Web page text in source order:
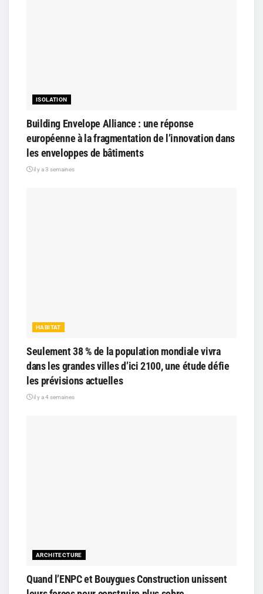
ISOLATION
Building Envelope Alliance : une réponse
européenne à la fragmentation de l’innovation dans
les enveloppes de bâtiments
il y a 3 semaines
HABITAT
Seulement 38 % de la population mondiale vivra
dans les grandes villes d’ici 2100, une étude défie
les prévisions actuelles
il y a 4 semaines
ARCHITECTURE
Quand l’ENPC et Bouygues Construction unissent